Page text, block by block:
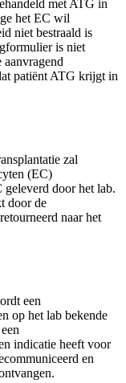
met ATG in
het EC wil
niet bestraald is
is niet
patiënt ATG krijgt in
zal
(EC)
geleverd door het lab.
door de
naar het
een
op het lab bekende
indicatie heeft voor
en